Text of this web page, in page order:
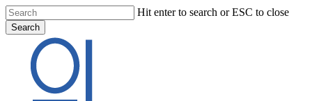
Skip
to
main
content
Hit enter to search or ESC to close
Search
Search